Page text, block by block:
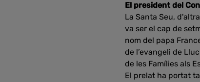
El president del
La Santa Seu,
va ser el cap de
nom del papa
de l’evangeli de
de les Famílies als
El prelat ha portat